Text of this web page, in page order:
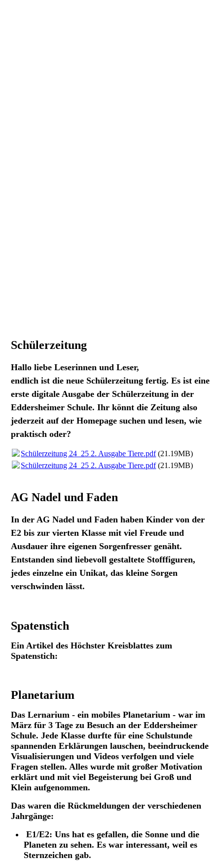
Schülerzeitung
Hallo liebe Leserinnen und Leser,
endlich ist die neue Schülerzeitung fertig. Es ist eine
erste digitale Ausgabe der Schülerzeitung in der
Eddersheimer Schule. Ihr könnt die Zeitung also
jederzeit auf der Homepage suchen und lesen, wie
praktisch oder?
Schülerzeitung 24_25 2. Ausgabe Tiere.pdf(21.19MB)
Schülerzeitung 24_25 2. Ausgabe Tiere.pdf(21.19MB)
AG Nadel und Faden
In der AG Nadel und Faden haben Kinder von der
E2 bis zur vierten Klasse mit viel Freude und
Ausdauer ihre eigenen Sorgenfresser genäht.
Entstanden sind liebevoll gestaltete Stofffiguren,
jedes einzelne ein Unikat, das kleine Sorgen
verschwinden lässt.
Spatenstich
Ein Artikel des Höchster Kreisblattes zum
Spatenstich:
Planetarium
Das Lernarium - ein mobiles Planetarium - war im
März für 3 Tage zu Besuch an der Eddersheimer
Schule. Jede Klasse durfte für eine Schulstunde
spannenden Erklärungen lauschen, beeindruckende
Visualisierungen und Videos verfolgen und viele
Fragen stellen. Alles wurde mit großer Motivation
erklärt und mit viel Begeisterung bei Groß und
Klein aufgenommen.
Das waren die Rückmeldungen der verschiedenen
Jahrgänge:
E1/E2: Uns hat es gefallen, die Sonne und die
Planeten zu sehen. Es war interessant, weil es
Sternzeichen gab.